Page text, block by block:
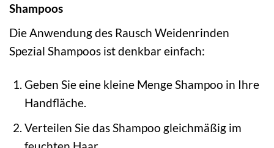
Shampoos
Die Anwendung des Rausch Weidenrinden
Spezial Shampoos ist denkbar einfach:
Geben Sie eine kleine Menge Shampoo in Ihre
Handfläche.
Verteilen Sie das Shampoo gleichmäßig im